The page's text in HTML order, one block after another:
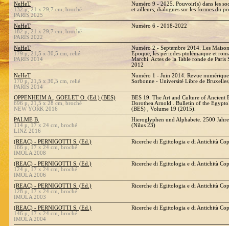
NeHeT
132 p, 21 x 29,7 cm, broché
PARIS 2025
Numéro 9 - 2025. Pouvoir(s) dans les
et ailleurs, dialogues sur les formes du
NeHeT
182 p, 21 x 29,7 cm, broché
PARIS 2022
Numéro 6 - 2018-2022
NeHeT
179 p, 21,5 x 30,5 cm, relié
PARIS 2014
Numéro 2 - Septembre 2014. Les
Epoque, les périodes ptolémaïque et
Marchi. Actes de la Table ronde de
2012
NeHeT
170 p, 21,5 x 30,5 cm, relié
PARIS 2014
Numéro 1 - Juin 2014. Revue
Sorbonne - Université Libre de
OPPENHEIM A., GOELET O. (Ed.) (BES)
696 p, 21,5 x 28 cm, broché
NEW YORK 2016
BES 19. The Art and Culture of Ancient
Dorothea Arnold . Bulletin of the
(BES) , Volume 19 (2015).
PALME B.
114 p, 17 x 24 cm, broché
LINZ 2016
Hieroglyphen und Alphabete. 2500
(Nilus 23)
(REAC) - PERNIGOTTI S. (Ed.)
166 p, 17 x 24 cm, broché
IMOLA 2008
Ricerche di Egittologia e di Antichità
(REAC) - PERNIGOTTI S. (Ed.)
124 p, 17 x 24 cm, broché
IMOLA 2006
Ricerche di Egittologia e di Antichità
(REAC) - PERNIGOTTI S. (Ed.)
128 p, 17 x 24 cm, broché
IMOLA 2003
Ricerche di Egittologia e di Antichità
(REAC) - PERNIGOTTI S. (Ed.)
146 p, 17 x 24 cm, broché
IMOLA 2004
Ricerche di Egittologia e di Antichità